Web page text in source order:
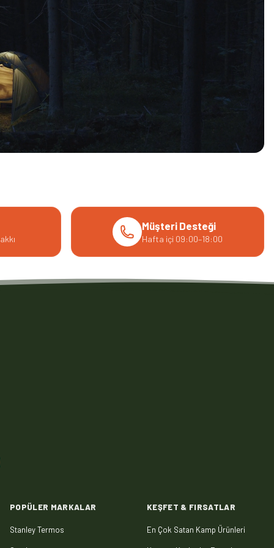
Müşteri Desteği
Hafta içi 09:00–18:00
POPÜLER MARKALAR
Stanley Termos
KEŞFET & FIRSATLAR
En Çok Satan Kamp Ürünleri